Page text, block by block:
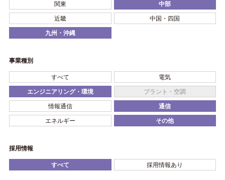
関東 中部
近畿 中国・四国
九州・沖縄
事業種別
すべて 電気
エンジニアリング・環境 プラント・空調
情報通信 通信
エネルギー その他
採用情報
すべて 採用情報あり